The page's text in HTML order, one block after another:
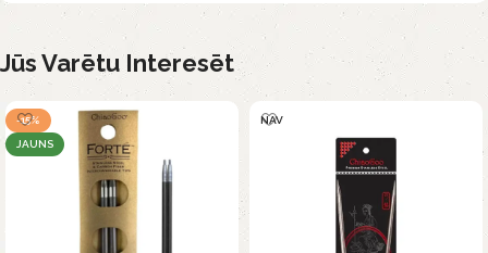
Jūs Varētu Interesēt
-15%
JAUNS
NAV